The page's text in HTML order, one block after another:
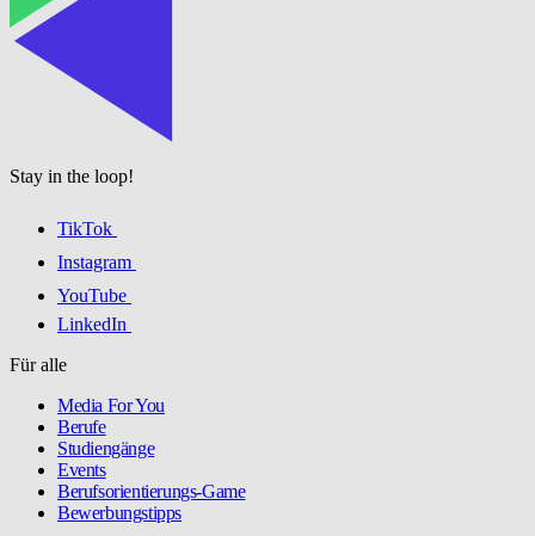
Stay in the loop!
TikTok
Instagram
YouTube
LinkedIn
Für alle
Media For You
Berufe
Studiengänge
Events
Berufsorientierungs-Game
Bewerbungstipps